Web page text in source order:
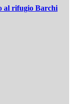
al rifugio Barchi